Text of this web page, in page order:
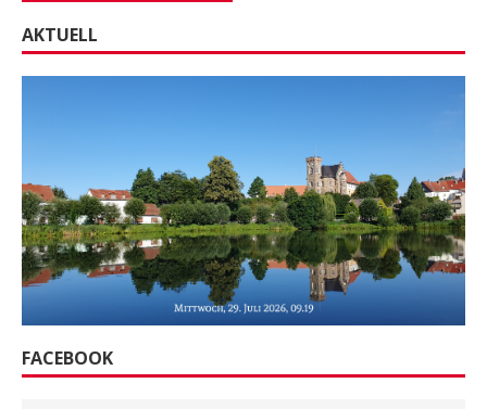
AKTUELL
FACEBOOK